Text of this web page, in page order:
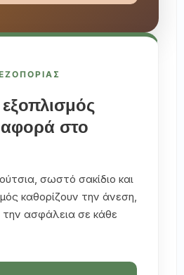
στο
σωστό σακίδιο και
καθορίζουν την άνεση,
την ασφάλεια σε κάθε